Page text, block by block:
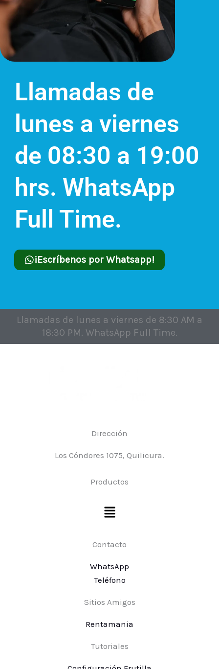
Llamadas de
lunes a viernes
de 08:30 a 19:00
hrs. WhatsApp
Full Time.
¡Escríbenos por Whatsapp!
Llamadas de lunes a viernes de 8:30 AM a
18:30 PM. WhatsApp Full Time.
Dirección
Los Cóndores 1075, Quilicura.
Productos
Menú
Contacto
WhatsApp
Teléfono
Sitios Amigos
Rentamania
Tutoriales